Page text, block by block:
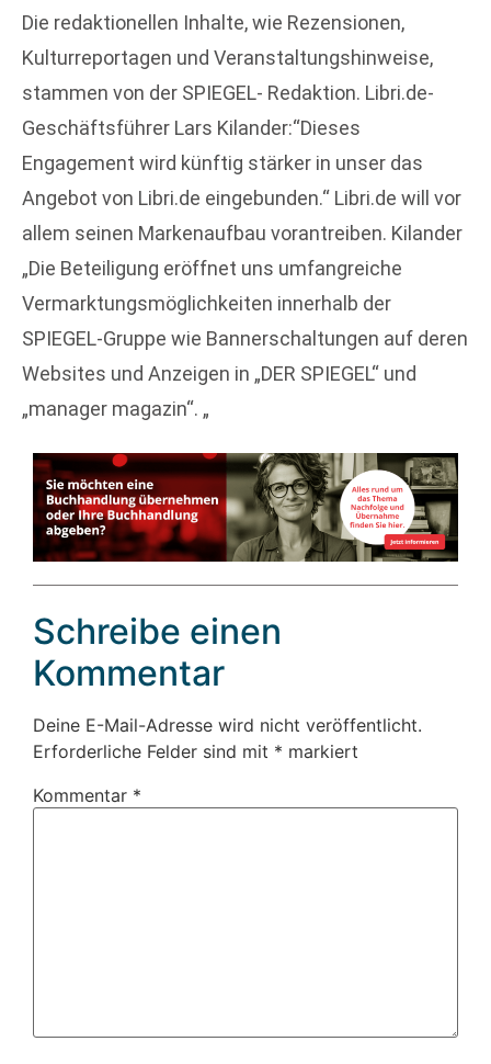
Die redaktionellen Inhalte, wie Rezensionen,
Kulturreportagen und Veranstaltungshinweise,
stammen von der SPIEGEL- Redaktion. Libri.de-
Geschäftsführer Lars Kilander:“Dieses
Engagement wird künftig stärker in unser das
Angebot von Libri.de eingebunden.“ Libri.de will vor
allem seinen Markenaufbau vorantreiben. Kilander
„Die Beteiligung eröffnet uns umfangreiche
Vermarktungsmöglichkeiten innerhalb der
SPIEGEL-Gruppe wie Bannerschaltungen auf deren
Websites und Anzeigen in „DER SPIEGEL“ und
„manager magazin“. „
Schreibe einen
Kommentar
Deine E-Mail-Adresse wird nicht veröffentlicht.
Erforderliche Felder sind mit * markiert
Kommentar *